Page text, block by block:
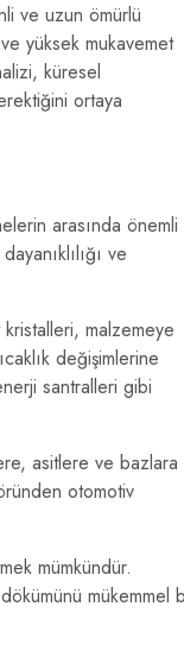
ve uzun ömürlü
yüksek mukavemet
küresel
ortaya
arasında önemli
ve
malzemeye
değişimlerine
santralleri gibi
asitlere ve bazlara
otomotiv
mümkündür.
mükemmel